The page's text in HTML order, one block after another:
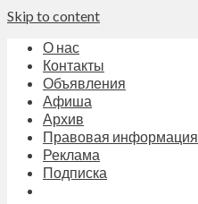
Skip to content
О нас
Контакты
Объявления
Афиша
Архив
Правовая информация
Реклама
Подписка